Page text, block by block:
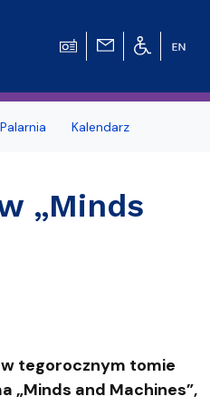
wymiana studencka - umowy
learningowe języka angielskiego
Kalendarz
„Minds
tegorocznym tomie
„Minds and Machines”,